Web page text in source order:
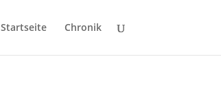
Startseite Chronik